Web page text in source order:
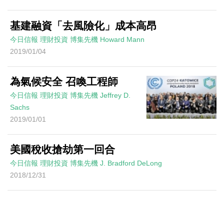
基建融資「去風險化」成本高昂
今日信報 理財投資 博集先機 Howard Mann
2019/01/04
為氣候安全 召喚工程師
今日信報 理財投資 博集先機 Jeffrey D.
Sachs
2019/01/01
美國稅收搶劫第一回合
今日信報 理財投資 博集先機 J. Bradford DeLong
2018/12/31